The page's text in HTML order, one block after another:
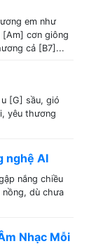
em như
[Am] cơn giông
cả [B7]...
[G] sầu, gió
yêu thương
nghệ AI
nắng chiều
nồng, dù chưa
Nhạc Mỗi